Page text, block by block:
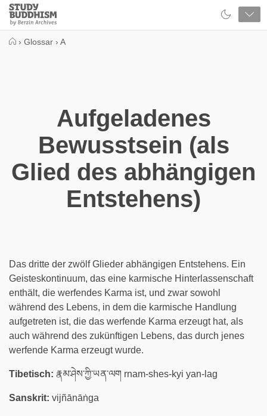
Close
Study
Buddhism
› Glossar › A
Aufgeladenes
Bewusstsein (als
Glied des abhängigen
Entstehens)
Das dritte der zwölf Glieder abhängigen Entstehens. Ein
Geisteskontinuum, das eine karmische Hinterlassenschaft
enthält, die werfendes Karma ist, und zwar sowohl
während des Lebens, in dem die karmische Handlung
aufgetreten ist, die das werfende Karma erzeugt hat, als
auch während des zukünftigen Lebens, das durch jenes
werfende Karma erzeugt wurde.
Tibetisch: རྣམ་ཤེས་ཀྱི་ཡན་ལག rnam-shes-kyi yan-lag
Sanskrit: vijñānāṅga